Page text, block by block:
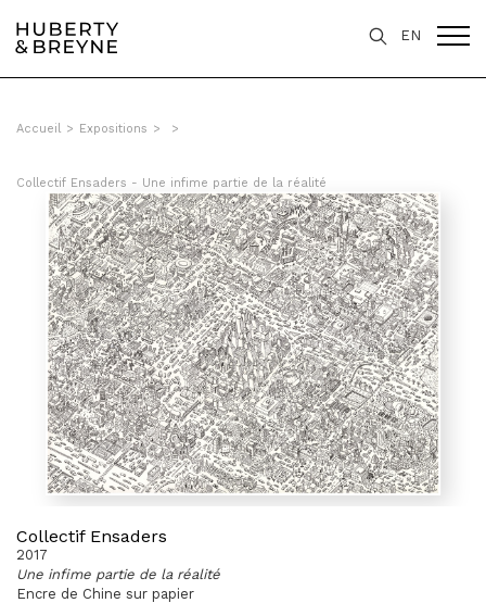
EN
Accueil > Expositions > >
Collectif Ensaders - Une infime partie de la réalité
Collectif Ensaders
2017
Une infime partie de la réalité
Encre de Chine sur papier